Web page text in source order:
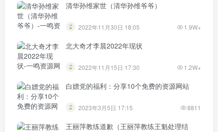
清华孙维家世（清华孙维爷爷）
2022年11月30日 18:05 1.9W+
北大奇才李晨2022年现状
2022年11月15日 17:30 1.2W+
白嫖党的福利：分享10个免费的资源网站
2023年3月5日 17:15 8811
王丽萍教练道歉（王丽萍教练王魁处理结